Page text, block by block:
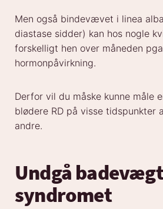
Men også bindevævet i linea
diastase sidder) kan hos nogle
forskelligt hen over måneden
hormonpåvirkning.
Derfor vil du måske kunne måle
blødere RD på visse tidspunkter
andre.
Undgå
syndromet